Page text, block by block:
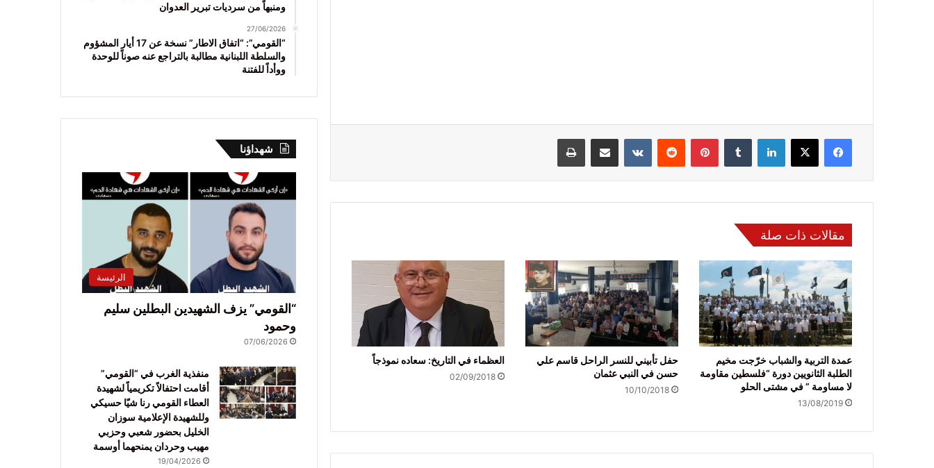
فيسبوك لينكدإن بينتيريست
مقالات ذات صلة
عمدة التربية والشباب خرّجت مخيم
الطلبة الثانويين دورة “فلسطين مقاومة
لا مساومة ” في مشتى الحلو
13/08/2019
حفل تأبيني للنسر الراحل قاسم علي
حسن في النبي عثمان
10/10/2018
العظماء في التاريخ: سعاده نموذجاً
02/09/2018
ومنبهاً من سرديات تبرير العدوان
27/06/2026
“القومي”: “اتفاق الاطار” نسخة عن 17 أيار المشؤوم
والسلطة اللبنانية مطالبة بالتراجع عنه صوناً للوحدة
ووأداً للفتنة
شهداؤنا
الرئيسة
“القومي” يزف الشهيدين البطلين سليم
وحمود
07/06/2026
منفذية الغرب في “القومي”
أقامت احتفالاً تكريمياً لشهيدة
العطاء القومي رنا شيّا حسيكي
وللشهيدة الإعلامية سوزان
الخليل بحضور شعبي وحزبي
مهيب وحردان يمنحهما أوسمة
19/04/2026